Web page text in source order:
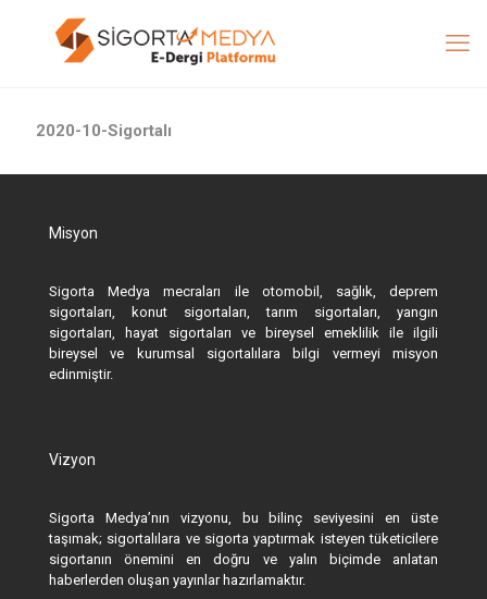
2020-10-Sigortalı
Misyon
Sigorta Medya mecraları ile otomobil, sağlık, deprem
sigortaları, konut sigortaları, tarım sigortaları, yangın
sigortaları, hayat sigortaları ve bireysel emeklilik ile ilgili
bireysel ve kurumsal sigortalılara bilgi vermeyi misyon
edinmiştir.
Vizyon
Sigorta Medya’nın vizyonu, bu bilinç seviyesini en üste
taşımak; sigortalılara ve sigorta yaptırmak isteyen tüketicilere
sigortanın önemini en doğru ve yalın biçimde anlatan
haberlerden oluşan yayınlar hazırlamaktır.